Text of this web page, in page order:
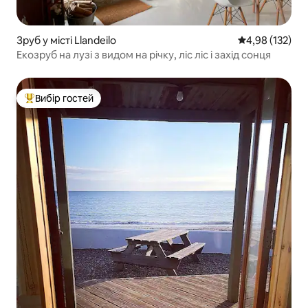
Зруб у місті Llandeilo Середня
4,98 (132)
Екозруб на лузі з видом на річку, ліс ліс і захід сонця
Топ вибір гостей
Вибір гостей